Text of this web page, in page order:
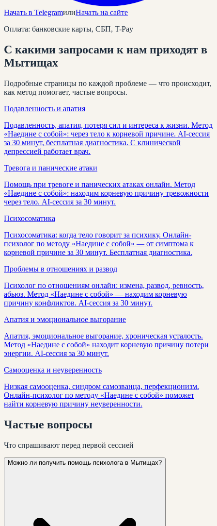
Начать в TelegramилиНачать на сайте
Оплата: банковские карты, СБП, T-Pay
С какими запросами к нам приходят в
Мытищах
Подробные страницы по каждой проблеме — что происходит,
как метод помогает, частые вопросы.
Подавленность и апатия
Подавленность, апатия, потеря сил и интереса к жизни. Метод
«Наедине с собой»: через тело к корневой причине. AI-сессия
за 30 минут, бесплатная диагностика. С клинической
депрессией работает врач.
Тревога и панические атаки
Помощь при тревоге и панических атаках онлайн. Метод
«Наедине с собой»: находим корневую причину тревожности
через тело. AI-сессия за 30 минут.
Психосоматика
Психосоматика: когда тело говорит за психику. Онлайн-
психолог по методу «Наедине с собой» — от симптома к
корневой причине за 30 минут. Бесплатная диагностика.
Проблемы в отношениях и развод
Психолог по отношениям онлайн: измена, развод, ревность,
абьюз. Метод «Наедине с собой» — находим корневую
причину конфликтов. AI-сессия за 30 минут.
Апатия и эмоциональное выгорание
Апатия, эмоциональное выгорание, хроническая усталость.
Метод «Наедине с собой» находит корневую причину потери
энергии. AI-сессия за 30 минут.
Самооценка и неуверенность
Низкая самооценка, синдром самозванца, перфекционизм.
Онлайн-психолог по методу «Наедине с собой» поможет
найти корневую причину неуверенности.
Частые вопросы
Что спрашивают перед первой сессией
Можно ли получить помощь психолога в Мытищах?